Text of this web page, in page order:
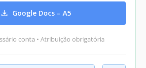
Google Docs – A5
conta • Atribuição obrigatória